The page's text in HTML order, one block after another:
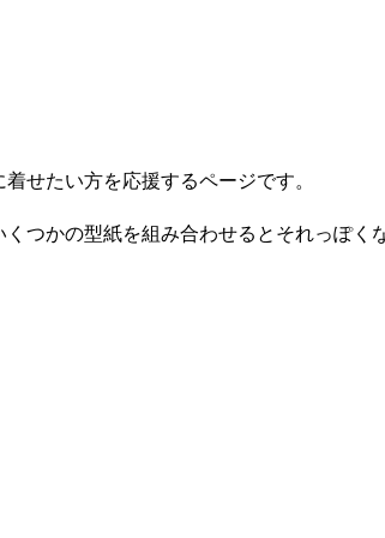
せたい方を応援するページです。
つかの型紙を組み合わせるとそれっぽく